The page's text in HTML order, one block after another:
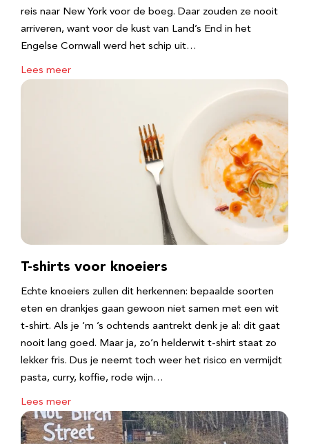
reis naar New York voor de boeg. Daar zouden ze nooit
arriveren, want voor de kust van Land’s End in het
Engelse Cornwall werd het schip uit…
Lees meer
T-shirts voor knoeiers
Echte knoeiers zullen dit herkennen: bepaalde soorten
eten en drankjes gaan gewoon niet samen met een wit
t-shirt. Als je ‘m ’s ochtends aantrekt denk je al: dit gaat
nooit lang goed. Maar ja, zo’n helderwit t-shirt staat zo
lekker fris. Dus je neemt toch weer het risico en vermijdt
pasta, curry, koffie, rode wijn…
Lees meer